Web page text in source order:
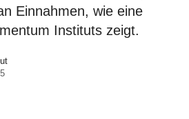
Einnahmen, wie eine
Instituts zeigt.